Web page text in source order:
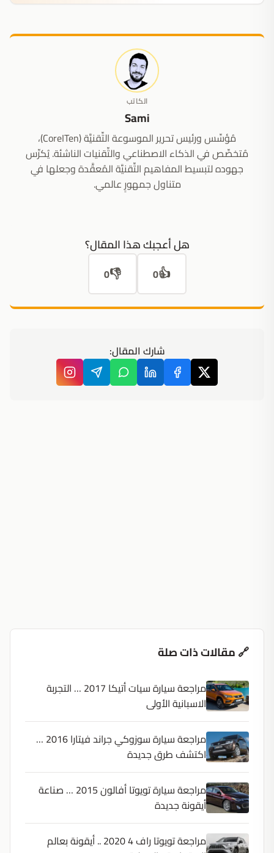
الكاتب
Sami
مُؤسِّس ورئيس تحرير الموسوعة التِّقنيَّة (CoreITen)،
مُتخصِّص في الذكاء الاصطناعي والتِّقنيات الناشئة. يُكرِّس
جهوده لتبسيط المفاهيم التِّقنيَّة المُعقَّدة وجعلها في
متناول جمهورٍ عالمي.
هل أعجبك هذا المقال؟
👍
0
👎
0
شارك المقال:
🔗 مقالات ذات صلة
مراجعة سيارة سيات أتيكا 2017 … التجربة
الاسبانية الأولى
مراجعة سيارة سوزوكي جراند فيتارا 2016 …
اكتشف طرق جديدة
مراجعة سيارة تويوتا أفالون 2015 … صناعة
أيقونة جديدة
مراجعة تويوتا راف 4 2020 .. أيقونة بعالم